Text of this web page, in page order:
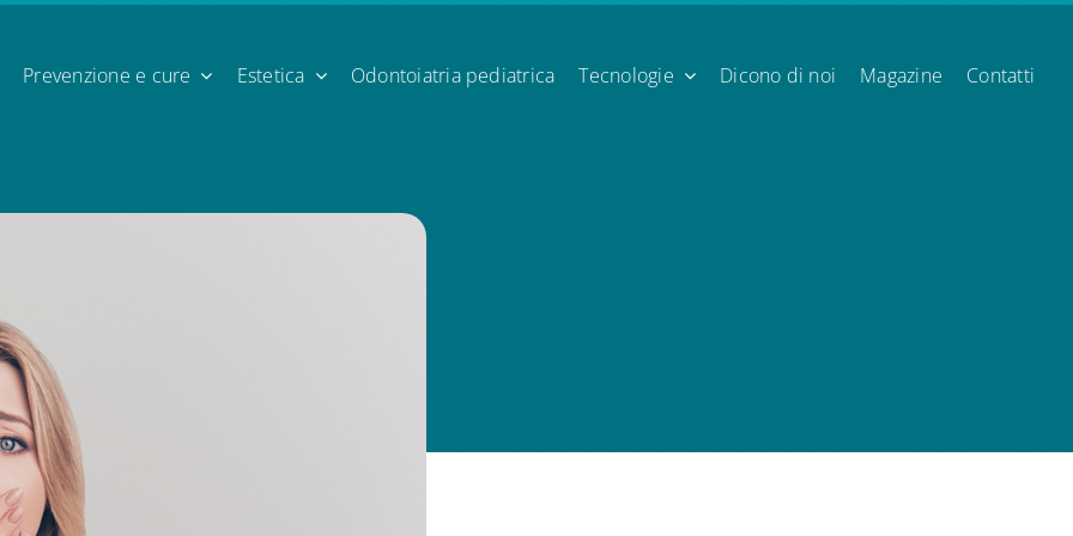
Prevenzione e cure Estetica Odontoiatria pediatrica Tecnologie Dicono di noi Magazine Contatti